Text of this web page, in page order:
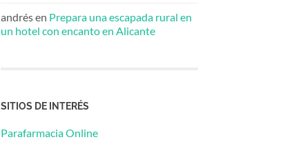
andrésen Prepara una escapada rural en
un hotel con encanto en Alicante
SITIOS DE INTERÉS
Parafarmacia Online